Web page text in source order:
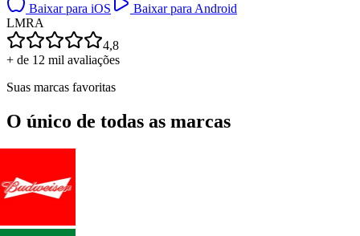
Baixar para iOS
Baixar para Android
LMRA
4,8
+ de 12 mil avaliações
Suas marcas favoritas
O único de todas as marcas